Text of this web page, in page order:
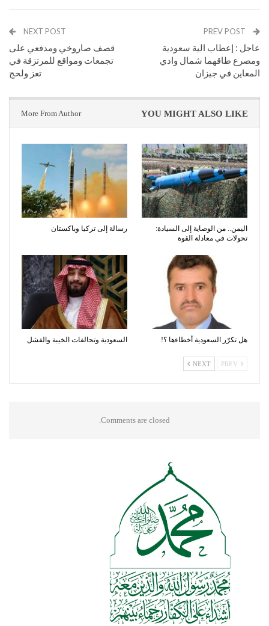
عاجل : إعطاب الية سعودية
ومصرع طاقهما شمال وادي
المعاين في جيزان
NEXT POST
قصف صاروخي ومدفعي على
تجمعات ومواقع للمرتزقة في
تعز ولحج
YOU MIGHT ALSO LIKE
More From Author
اليمن.. من الوصاية إلى السيادة:
تحولات في معادلة القوة
رسالة إلى تركيا وباكستان
هل تكرّر السعودية أخطاءها ؟! السعودية وتحالفات الخيبة والفشل
NEXT
Comments are closed.